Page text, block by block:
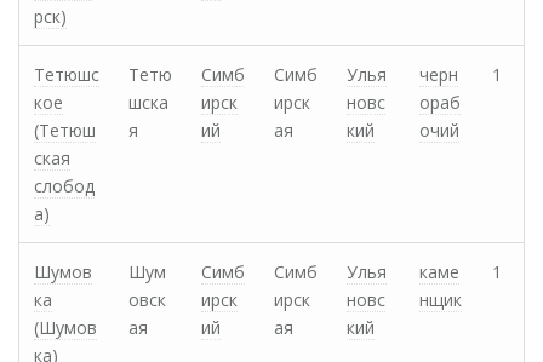
рск)
Тетюшс
кое
(Тетюш
ская
слобод
а)
Тетю
шска
я
Симб
ирск
ий
Симб
ирск
ая
Улья
новс
кий
черн
ораб
очий
1
Шумов
ка
(Шумов
ка)
Шум
овск
ая
Симб
ирск
ий
Симб
ирск
ая
Улья
новс
кий
каме
нщик
1